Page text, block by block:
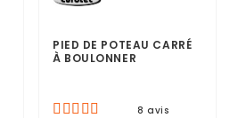
PIED DE POTEAU CARRÉ
À BOULONNER
8 avis